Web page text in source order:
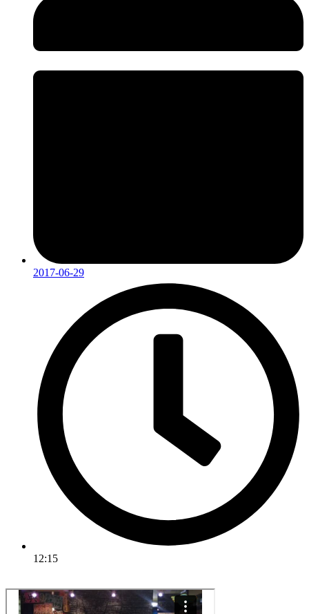
2017-06-29
12:15